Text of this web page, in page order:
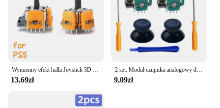
Wymienny efekt halla Joystick 3D czujnik analogowy na PS5/PS4/Xbox One/Series akcesoria do części części naprawcze do pada
13,69zł
2 szt. Moduł czujnika analogowy dżojstik 3D z drążkiem potencjometry i ThumbStick do Microsoft XBox jednego kontrolera z serii S X
9,09zł